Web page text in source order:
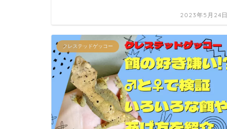
2023年5月24日
クレステッドゲッコー